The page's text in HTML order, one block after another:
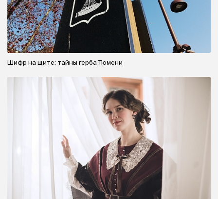
Шифр на щите: тайны герба Тюмени